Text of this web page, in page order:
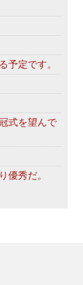
予定です。
式を望んで
優秀だ。